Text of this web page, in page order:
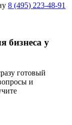
8 (495) 223-48-91
бизнеса у
готовый
и